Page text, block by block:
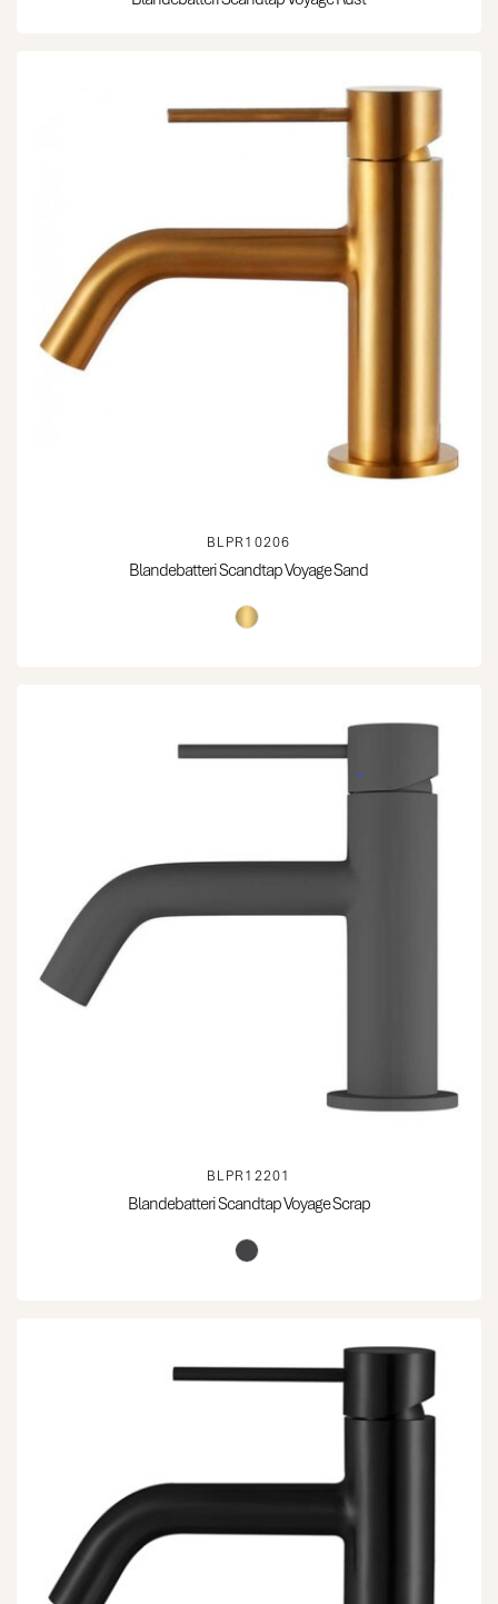
BLPR10206
Blandebatteri Scandtap Voyage Sand
BLPR12201
Blandebatteri Scandtap Voyage Scrap